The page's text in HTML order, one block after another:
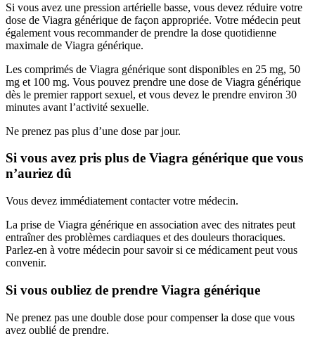
Si vous avez une pression artérielle basse, vous devez réduire votre
dose de Viagra générique de façon appropriée. Votre médecin peut
également vous recommander de prendre la dose quotidienne
maximale de Viagra générique.
Les comprimés de Viagra générique sont disponibles en 25 mg, 50
mg et 100 mg. Vous pouvez prendre une dose de Viagra générique
dès le premier rapport sexuel, et vous devez le prendre environ 30
minutes avant l’activité sexuelle.
Ne prenez pas plus d’une dose par jour.
Si vous avez pris plus de Viagra générique que vous
n’auriez dû
Vous devez immédiatement contacter votre médecin.
La prise de Viagra générique en association avec des nitrates peut
entraîner des problèmes cardiaques et des douleurs thoraciques.
Parlez-en à votre médecin pour savoir si ce médicament peut vous
convenir.
Si vous oubliez de prendre Viagra générique
Ne prenez pas une double dose pour compenser la dose que vous
avez oublié de prendre.